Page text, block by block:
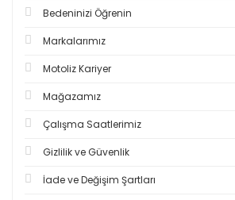
Bedeninizi Öğrenin
Markalarımız
Motoliz Kariyer
Mağazamız
Çalışma Saatlerimiz
Gizlilik ve Güvenlik
İade ve Değişim Şartları